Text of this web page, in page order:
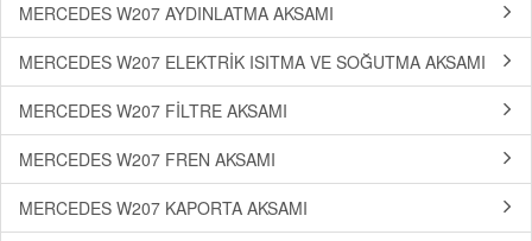
MERCEDES W207 AYDINLATMA AKSAMI
MERCEDES W207 ELEKTRİK ISITMA VE SOĞUTMA AKSAMI
MERCEDES W207 FİLTRE AKSAMI
MERCEDES W207 FREN AKSAMI
MERCEDES W207 KAPORTA AKSAMI